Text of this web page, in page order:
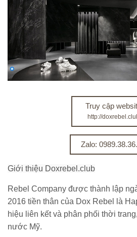
Truy cập
http://
Zalo:
Giới thiệu Doxrebel.club
Rebel Company được thành lập
2016 tiền thân của Dox Rebel là
hiệu liên kết và phân phối thời
nước Mỹ.